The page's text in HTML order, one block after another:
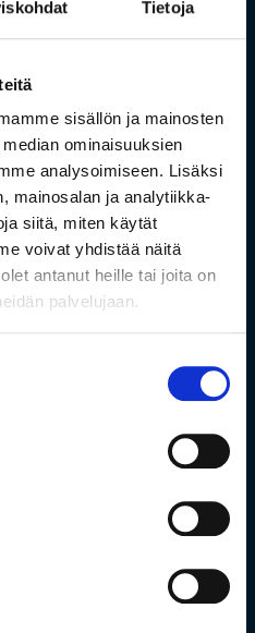
Tietoja
sisällön ja mainosten
ominaisuuksien
analysoimiseen. Lisäksi
mainosalan ja analytiikka-
siitä, miten käytät
voivat yhdistää näitä
antanut heille tai joita on
palvelujaan.